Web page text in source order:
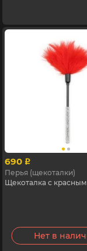
690 p
Перья (щекоталки)
Щекоталка с
Нет в